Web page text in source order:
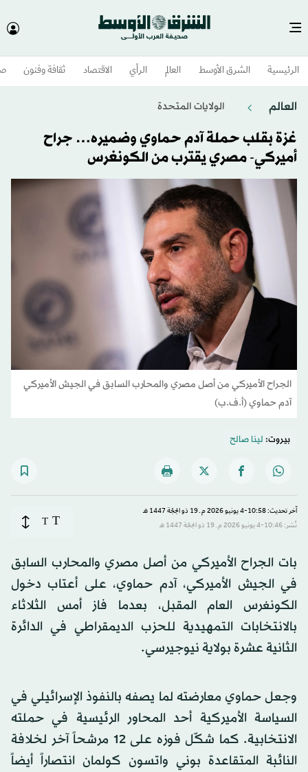
الرئيسية الشرق الأوسط​ العالم الرأي الاقتصاد ثقافة وفنون
العالم الولايات المتحدة​
غزة بقلب حملة آدم حماوي وضميره… جراح
أميركي- مصري يقترب من الكونغرس
الجراح الأميركي من أصل مصري والمحارب السابق في الجيش الأميركي
آدم حماوي (أ.ف.ب)
بيروت: لينا صالح
آخر تحديث: 10:58-4 يونيو 2026 م ـ 19 ذو الحِجّة 1447 هـ
نُشر: 10:46-4 يونيو 2026 م ـ 19 ذو الحِجّة 1447 هـ
T
T
بات الجراح الأميركي من أصل مصري والمحارب السابق
في الجيش الأميركي، آدم حماوي، على أعتاب دخول
الكونغرس العام المقبل، بعدما فاز أمس الثلاثاء
بالانتخابات التمهيدية للحزب الديمقراطي في الدائرة
الثانية عشرة بولاية نيوجيرسي.
وجعل حماوي معارضته لما يصفه بالنفوذ الإسرائيلي في
السياسة الأميركية أحد المحاور الرئيسية في حملته
الانتخابية. كما شكّل فوزه على 12 مرشحاً آخر لخلافة
النائبة المتقاعدة بوني واتسون كولمان انتصاراً أيضاً